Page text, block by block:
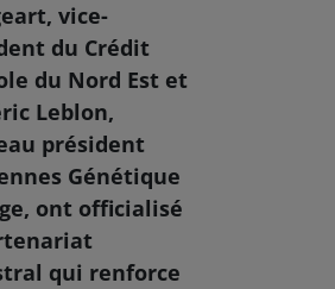
vice-
du Crédit
du Nord Est et
Leblon,
président
Génétique
ont officialisé
qui renforce